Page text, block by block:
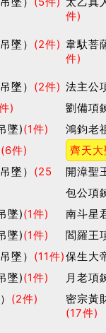
件)
墜） (2件) 韋馱菩
件)
墜） (2件) 法主公
)
劉備項
墜)(1件)
鴻鈞老
(6件)
齊天
墜） (25
開漳聖
包公項
墜)(1件)
南斗星
墜)(1件)
閻羅王
墜） (11件)保生大
墜)(1件)
月老項
(2件)
密宗黃
(17件)